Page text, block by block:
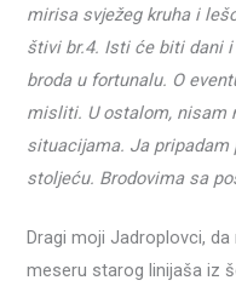
mirisa svježeg kruha i
štivi br.4. Isti će biti dani
broda u fortunalu. O
misliti. U ostalom, nisam
situacijama. Ja
stoljeću. Brodovima sa
Dragi moji Jadroplovci,
meseru starog linijaša iz